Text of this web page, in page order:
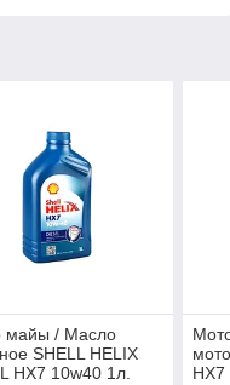
майы / Масло
SHELL HELIX
HX7 10w40 1л.